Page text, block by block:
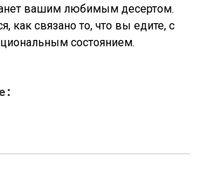
вашим любимым десертом.
как связано то, что вы едите, с
состоянием.